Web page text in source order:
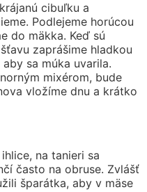
cibuľku a
Podlejeme horúcou
do mäkka. Keď sú
zaprášime hladkou
sa múka uvarila.
mixérom, bude
vložíme dnu a krátko
na tanieri sa
často na obruse. Zvlášť
šparátka, aby v mäse